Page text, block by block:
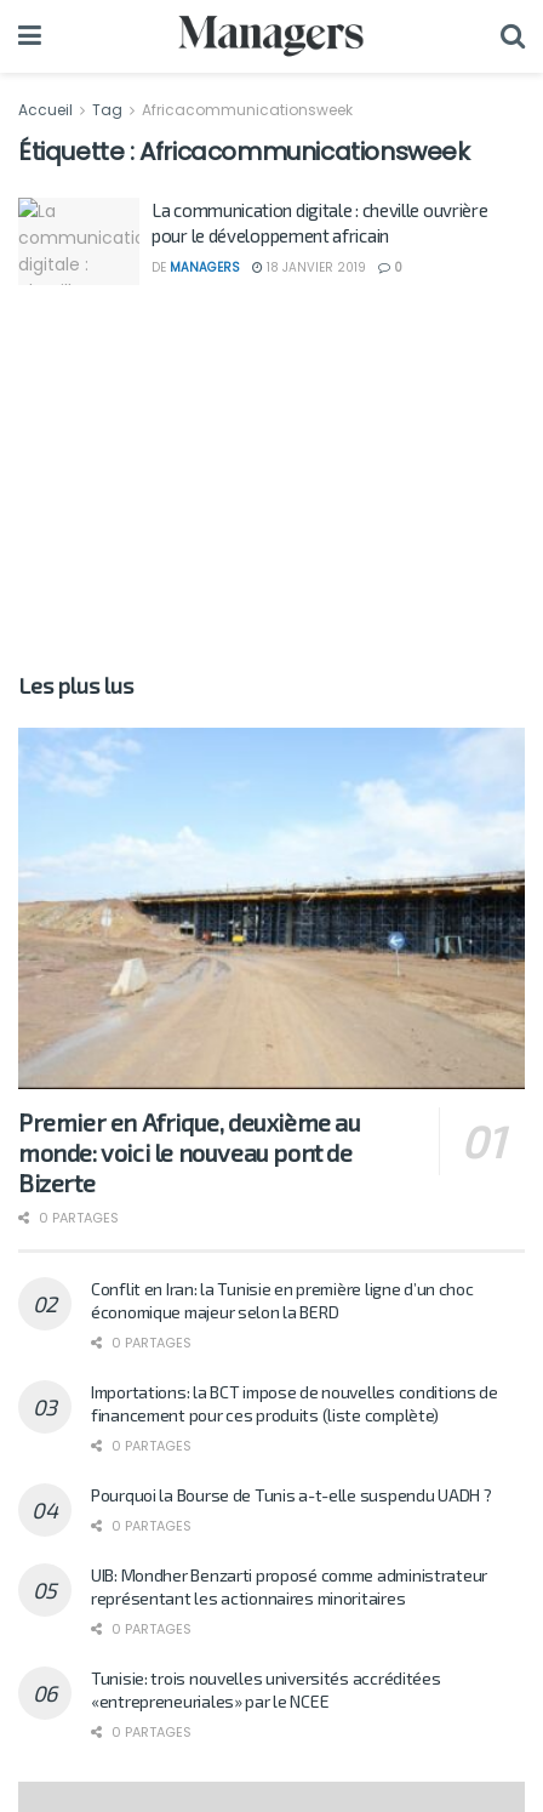
Accueil Tag Africacommunicationsweek
Étiquette :Africacommunicationsweek
La communication digitale : cheville ouvrière
pour le développement africain
DE MANAGERS 18 JANVIER 2019 0
Les plus lus
Premier en Afrique, deuxième au
monde: voici le nouveau pont de
Bizerte
0 PARTAGES
Conflit en Iran: la Tunisie en première ligne d’un choc
économique majeur selon la BERD
0 PARTAGES
Importations: la BCT impose de nouvelles conditions de
financement pour ces produits (liste complète)
0 PARTAGES
Pourquoi la Bourse de Tunis a-t-elle suspendu UADH ?
0 PARTAGES
UIB: Mondher Benzarti proposé comme administrateur
représentant les actionnaires minoritaires
0 PARTAGES
Tunisie: trois nouvelles universités accréditées
«entrepreneuriales» par le NCEE
0 PARTAGES